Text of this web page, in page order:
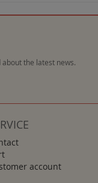
the latest news.
account